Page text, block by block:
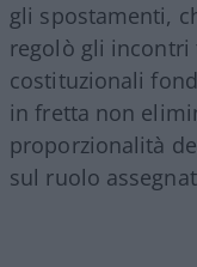
gli spostamenti,
regolò gli incontri
costituzionali
in fretta non
proporzionalità
sul ruolo